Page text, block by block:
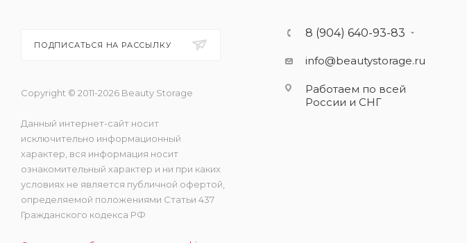
ПОДПИСАТЬСЯ НА РАССЫЛКУ
Copyright © 2011-2026 Beauty Storage
Данный интернет-сайт носит
исключительно информационный
характер, вся информация носит
ознакомительный характер и ни при каких
условиях не является публичной офертой,
определяемой положениями Статьи 437
Гражданского кодекса РФ
8 (904) 640-93-83
info@beautystorage.ru
Работаем по всей
России и СНГ